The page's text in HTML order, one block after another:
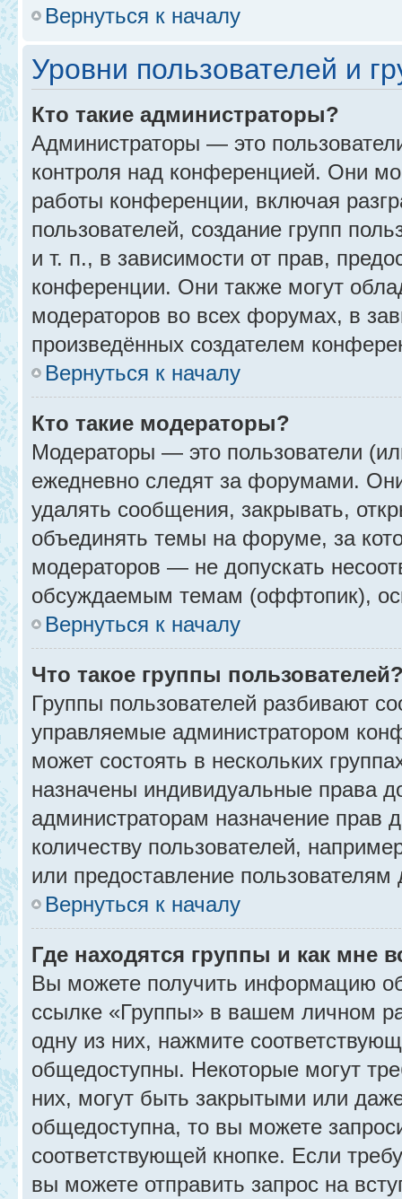
Вернуться к началу
Уровни пользователей и
Кто такие администраторы?
Администраторы — это
контроля над конференцией. Они
работы конференции, включая
пользователей, создание групп
и т. п., в зависимости от прав,
конференции. Они также могут
модераторов во всех форумах, в
произведённых создателем
Вернуться к началу
Кто такие модераторы?
Модераторы — это пользователи
ежедневно следят за форумами.
удалять сообщения, закрывать,
объединять темы на форуме, за
модераторов — не допускать
обсуждаемым темам (оффтопик),
Вернуться к началу
Что такое группы
Группы пользователей разбивают
управляемые администратором
может состоять в нескольких
назначены индивидуальные права
администраторам назначение прав
количеству пользователей,
или предоставление
Вернуться к началу
Где находятся группы и как мне
Вы можете получить информацию
ссылке «Группы» в вашем личном
одну из них, нажмите
общедоступны. Некоторые могут
них, могут быть закрытыми или
общедоступна, то вы можете
соответствующей кнопке. Если
вы можете отправить запрос на